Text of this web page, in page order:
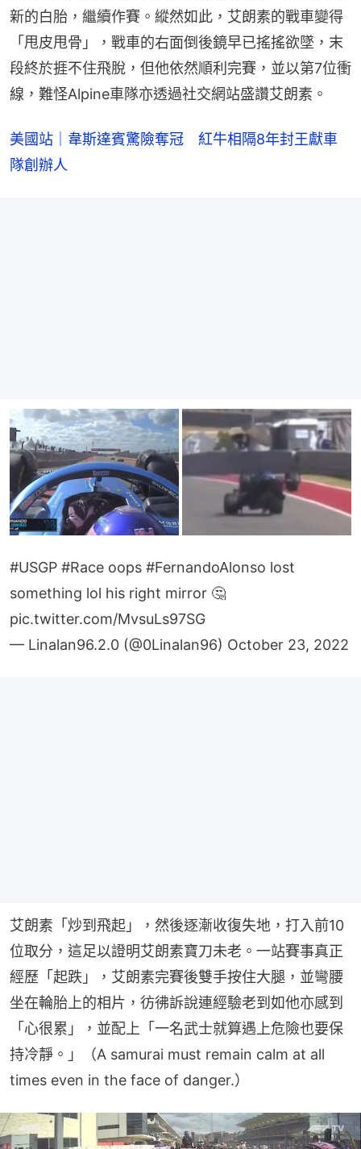
新的白胎，繼續作賽。縱然如此，艾朗素的戰車變得
「甩皮甩骨」，戰車的右面倒後鏡早已搖搖欲墜，末
段終於捱不住飛脫，但他依然順利完賽，並以第7位衝
線，難怪Alpine車隊亦透過社交網站盛讚艾朗素。
美國站｜韋斯達賓驚險奪冠　紅牛相隔8年封王獻車
隊創辦人
#USGP #Race oops #FernandoAlonso lost
something lol his right mirror 🤔
pic.twitter.com/MvsuLs97SG
— Linalan96.2.0 (@0Linalan96) October 23, 2022
艾朗素「炒到飛起」，然後逐漸收復失地，打入前10
位取分，這足以證明艾朗素寶刀未老。一站賽事真正
經歷「起跌」，艾朗素完賽後雙手按住大腿，並彎腰
坐在輪胎上的相片，彷彿訴說連經驗老到如他亦感到
「心很累」，並配上「一名武士就算遇上危險也要保
持冷靜。」（A samurai must remain calm at all
times even in the face of danger.）